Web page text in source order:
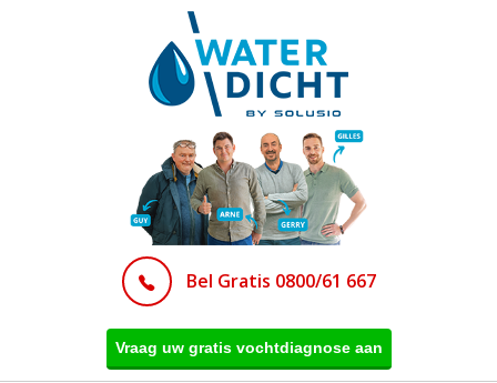
Bel Gratis 0800/61 667
Vraag uw gratis vochtdiagnose aan